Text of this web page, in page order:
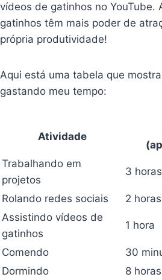
vídeos de gatinhos no YouTube.
gatinhos têm mais poder de
própria produtividade!
Aqui está uma tabela que
gastando meu tempo:
Atividade
Trabalhando em
projetos
3 horas
Rolando redes sociais
2 horas
Assistindo vídeos de
gatinhos
1 hora
Comendo
30
Dormindo
8 horas